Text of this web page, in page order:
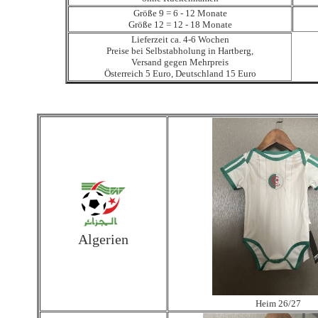
Größe 9 = 6 - 12 Monate
Größe 12 = 12 - 18 Monate
Lieferzeit ca. 4-6 Wochen
Preise bei Selbstabholung in Hartberg,
Versand gegen Mehrpreis
Österreich 5 Euro, Deutschland 15 Euro
Algerien
Heim 26/27